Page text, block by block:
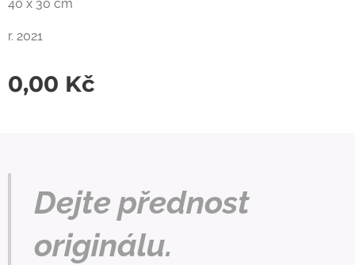
40 x 30 cm
r. 2021
0,00 Kč
Dejte přednost
originálu.